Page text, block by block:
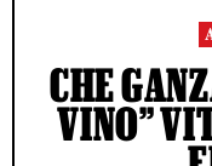
CHE
VINO”